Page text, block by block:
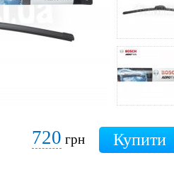
720 грн